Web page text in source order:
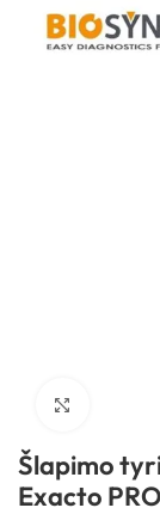
Šlapimo
Exacto